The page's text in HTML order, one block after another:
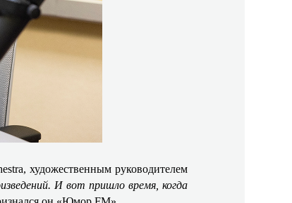
художественным руководителем
И вот пришло время, когда